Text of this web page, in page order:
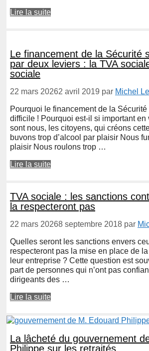
Lire la suite
Le financement de la Sécurité
par deux leviers : la TVA
sociale
22 mars 20262 avril 2019 par Michel
Pourquoi le financement de la
difficile ! Pourquoi est-il si important en
sont nous, les citoyens, qui créons
buvons trop d’alcool par plaisir Nous
plaisir Nous roulons trop …
Lire la suite
TVA sociale : les sanctions
la respecteront pas
22 mars 20268 septembre 2018 par
Quelles seront les sanctions envers
respecteront pas la mise en place de
leur entreprise ? Cette question est
part de personnes qui n’ont pas
dirigeants des …
Lire la suite
La lâcheté du gouvernement
Philippe sur les retraités